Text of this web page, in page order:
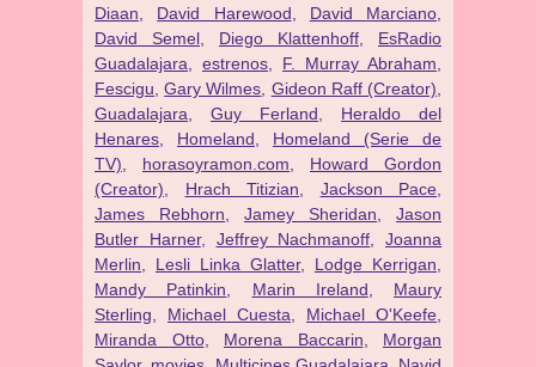
Diaan David Harewood David Marciano
David Semel
Diego Klattenhoff
EsRadio
Guadalajara
estrenos F. Murray Abraham
Fescigu ,Gary Wilmes Gideon Raff (Creator)
Guadalajara
Guy Ferland
Heraldo del
Henares
Homeland
Homeland (Serie de
TV)
horasoyramon.com
Howard Gordon
(Creator)
Hrach Titizian Jackson Pace
James Rebhorn
Jamey Sheridan
Jason
Butler Harner, Jeffrey Nachmanoff
Joanna
Merlin
Lesli Linka Glatter, Lodge Kerrigan
Mandy Patinkin
Marin Ireland
Maury
Sterling
Michael Cuesta Michael O'Keefe
Miranda Otto, Morena Baccarin
Morgan